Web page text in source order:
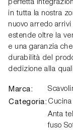
perfetta
in tutta la nostra
nuovo arredo
estende oltre la
e una garanzia
durabilità del
dedizione alla
Marca:
Categoria: Cucina
Anta
fuso